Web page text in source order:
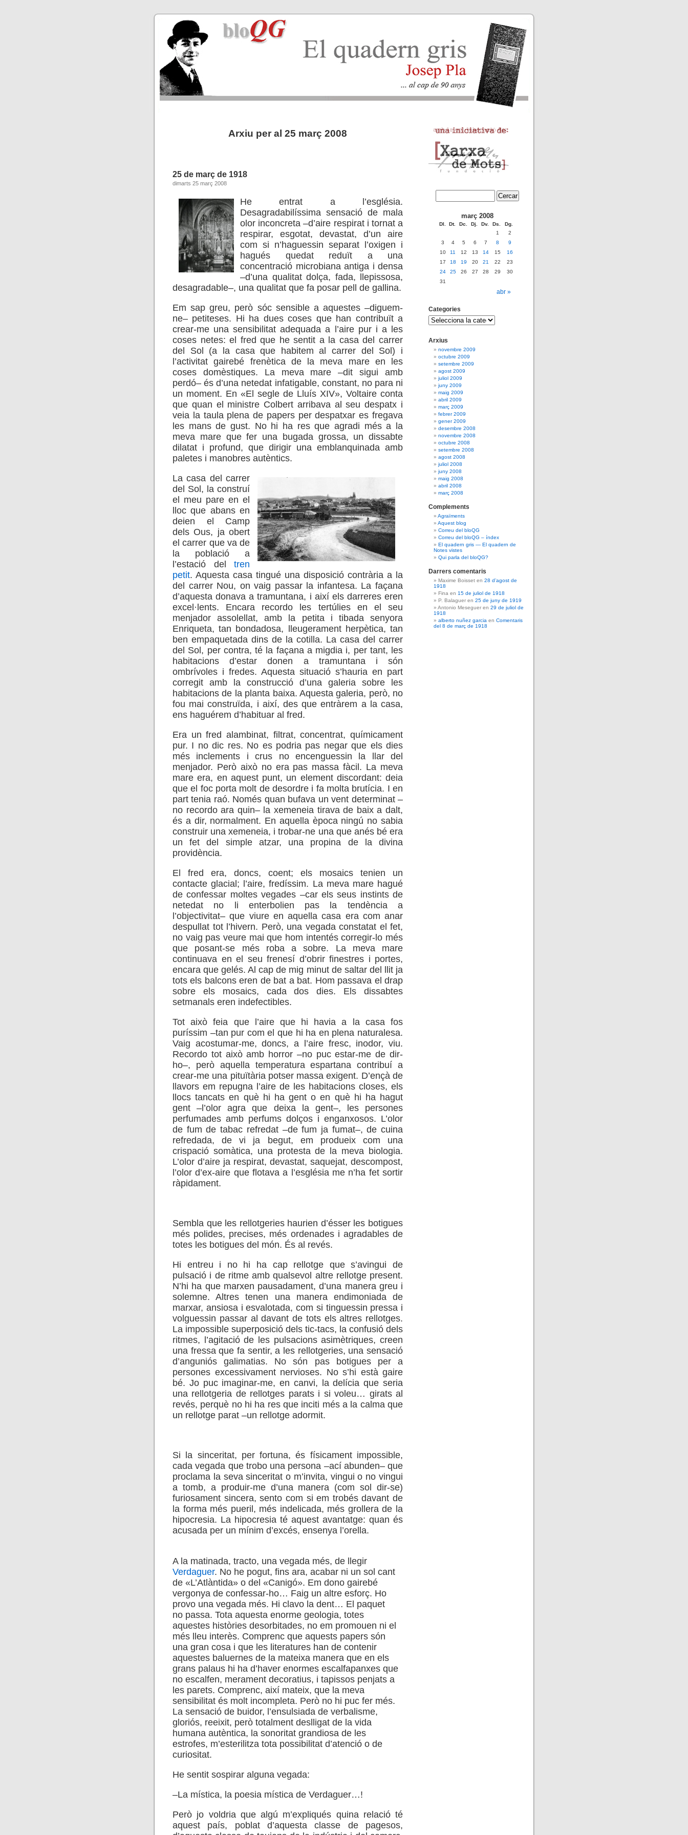
Arxiu per al 25 març 2008
25 de març de 1918
dimarts 25 març 2008
He entrat a l’església.
Desagradabilíssima sensació de mala
olor inconcreta –d’aire respirat i tornat a
respirar, esgotat, devastat, d’un aire
com si n’haguessin separat l’oxigen i
hagués quedat reduït a una
concentració microbiana antiga i densa
–d’una qualitat dolça, fada, llepissosa,
desagradable–, una qualitat que fa posar pell de gallina.
Em sap greu, però sóc sensible a aquestes –diguem-
ne– petiteses. Hi ha dues coses que han contribuït a
crear-me una sensibilitat adequada a l’aire pur i a les
coses netes: el fred que he sentit a la casa del carrer
del Sol (a la casa que habitem al carrer del Sol) i
l’activitat gairebé frenètica de la meva mare en les
coses domèstiques. La meva mare –dit sigui amb
perdó– és d’una netedat infatigable, constant, no para ni
un moment. En «El segle de Lluís XIV», Voltaire conta
que quan el ministre Colbert arribava al seu despatx i
veia la taula plena de papers per despatxar es fregava
les mans de gust. No hi ha res que agradi més a la
meva mare que fer una bugada grossa, un dissabte
dilatat i profund, que dirigir una emblanquinada amb
paletes i manobres autèntics.
La casa del carrer
del Sol, la construí
el meu pare en el
lloc que abans en
deien el Camp
dels Ous, ja obert
el carrer que va de
la població a
l’estació del tren
petit. Aquesta casa tingué una disposició contrària a la
del carrer Nou, on vaig passar la infantesa. La façana
d’aquesta donava a tramuntana, i així els darreres eren
excel·lents. Encara recordo les tertúlies en el seu
menjador assolellat, amb la petita i tibada senyora
Enriqueta, tan bondadosa, lleugerament herpètica, tan
ben empaquetada dins de la cotilla. La casa del carrer
del Sol, per contra, té la façana a migdia i, per tant, les
habitacions d’estar donen a tramuntana i són
ombrívoles i fredes. Aquesta situació s’hauria en part
corregit amb la construcció d’una galeria sobre les
habitacions de la planta baixa. Aquesta galeria, però, no
fou mai construïda, i així, des que entràrem a la casa,
ens haguérem d’habituar al fred.
Era un fred alambinat, filtrat, concentrat, químicament
pur. I no dic res. No es podria pas negar que els dies
més inclements i crus no encenguessin la llar del
menjador. Però això no era pas massa fàcil. La meva
mare era, en aquest punt, un element discordant: deia
que el foc porta molt de desordre i fa molta brutícia. I en
part tenia raó. Només quan bufava un vent determinat –
no recordo ara quin– la xemeneia tirava de baix a dalt,
és a dir, normalment. En aquella època ningú no sabia
construir una xemeneia, i trobar-ne una que anés bé era
un fet del simple atzar, una propina de la divina
providència.
El fred era, doncs, coent; els mosaics tenien un
contacte glacial; l’aire, fredíssim. La meva mare hagué
de confessar moltes vegades –car els seus instints de
netedat no li enterbolien pas la tendència a
l’objectivitat– que viure en aquella casa era com anar
despullat tot l’hivern. Però, una vegada constatat el fet,
no vaig pas veure mai que hom intentés corregir-lo més
que posant-se més roba a sobre. La meva mare
continuava en el seu frenesí d’obrir finestres i portes,
encara que gelés. Al cap de mig minut de saltar del llit ja
tots els balcons eren de bat a bat. Hom passava el drap
sobre els mosaics, cada dos dies. Els dissabtes
setmanals eren indefectibles.
Tot això feia que l’aire que hi havia a la casa fos
puríssim –tan pur com el que hi ha en plena naturalesa.
Vaig acostumar-me, doncs, a l’aire fresc, inodor, viu.
Recordo tot això amb horror –no puc estar-me de dir-
ho–, però aquella temperatura espartana contribuí a
crear-me una pituïtària potser massa exigent. D’ençà de
llavors em repugna l’aire de les habitacions closes, els
llocs tancats en què hi ha gent o en què hi ha hagut
gent –l’olor agra que deixa la gent–, les persones
perfumades amb perfums dolços i enganxosos. L’olor
de fum de tabac refredat –de fum ja fumat–, de cuina
refredada, de vi ja begut, em produeix com una
crispació somàtica, una protesta de la meva biologia.
L’olor d’aire ja respirat, devastat, saquejat, descompost,
l’olor d’ex-aire que flotava a l’església me n’ha fet sortir
ràpidament.
Sembla que les rellotgeries haurien d’ésser les botigues
més polides, precises, més ordenades i agradables de
totes les botigues del món. És al revés.
Hi entreu i no hi ha cap rellotge que s’avingui de
pulsació i de ritme amb qualsevol altre rellotge present.
N’hi ha que marxen pausadament, d’una manera greu i
solemne. Altres tenen una manera endimoniada de
marxar, ansiosa i esvalotada, com si tinguessin pressa i
volguessin passar al davant de tots els altres rellotges.
La impossible superposició dels tic-tacs, la confusió dels
ritmes, l’agitació de les pulsacions asimètriques, creen
una fressa que fa sentir, a les rellotgeries, una sensació
d’anguniós galimatias. No són pas botigues per a
persones excessivament nervioses. No s’hi està gaire
bé. Jo puc imaginar-me, en canvi, la delícia que seria
una rellotgeria de rellotges parats i si voleu… girats al
revés, perquè no hi ha res que inciti més a la calma que
un rellotge parat –un rellotge adormit.
Si la sinceritat, per fortuna, és físicament impossible,
cada vegada que trobo una persona –ací abunden– que
proclama la seva sinceritat o m’invita, vingui o no vingui
a tomb, a produir-me d’una manera (com sol dir-se)
furiosament sincera, sento com si em trobés davant de
la forma més pueril, més indelicada, més grollera de la
hipocresia. La hipocresia té aquest avantatge: quan és
acusada per un mínim d’excés, ensenya l’orella.
A la matinada, tracto, una vegada més, de llegir
Verdaguer. No he pogut, fins ara, acabar ni un sol cant
de «L’Atlàntida» o del «Canigó». Em dono gairebé
vergonya de confessar-ho… Faig un altre esforç. Ho
provo una vegada més. Hi clavo la dent… El paquet
no passa. Tota aquesta enorme geologia, totes
aquestes històries desorbitades, no em promouen ni el
més lleu interès. Comprenc que aquests papers són
una gran cosa i que les literatures han de contenir
aquestes baluernes de la mateixa manera que en els
grans palaus hi ha d’haver enormes escalfapanxes que
no escalfen, merament decoratius, i tapissos penjats a
les parets. Comprenc, així mateix, que la meva
sensibilitat és molt incompleta. Però no hi puc fer més.
La sensació de buidor, l’ensulsiada de verbalisme,
gloriós, reeixit, però totalment deslligat de la vida
humana autèntica, la sonoritat grandiosa de les
estrofes, m’esterilitza tota possibilitat d’atenció o de
curiositat.
He sentit sospirar alguna vegada:
–La mística, la poesia mística de Verdaguer…!
Però jo voldria que algú m’expliqués quina relació té
aquest país, poblat d’aquesta classe de pagesos,
març 2008
Dl. Dt. Dc. Dj. Dv. Ds. Dg.
abr »
1
2
3
4 5 6 7 8
9
10
11 12 13 14 15
16
17
18 19 20 21 22
23
24
25 26 27 28 29
30
31
Categories
Arxius
novembre 2009
octubre 2009
setembre 2009
agost 2009
juliol 2009
juny 2009
maig 2009
abril 2009
març 2009
febrer 2009
gener 2009
desembre 2008
novembre 2008
octubre 2008
setembre 2008
agost 2008
juliol 2008
juny 2008
maig 2008
abril 2008
març 2008
Complements
Agraïments
Aquest blog
Correu del bloQG
Correu del bloQG – índex
El quadern gris — El quadern de
Notes vistes
Qui parla del bloQG?
Darrers comentaris
Maxime Boisset en 28 d’agost de
1918
Fina en 15 de juliol de 1918
P. Balaguer en 25 de juny de 1919
Antonio Meseguer en 29 de juliol de
1918
alberto nuñez garcia en Comentaris
del 8 de març de 1918